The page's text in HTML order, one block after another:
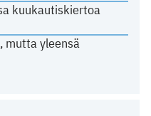
kuukautiskiertoa
mutta yleensä